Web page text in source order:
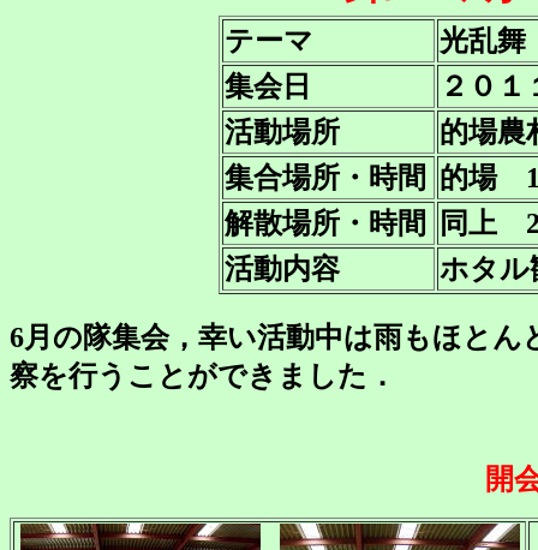
テーマ
光乱舞
集会日
２０
活動場所
的場農
集合場所・時間 的場
解散場所・時間
同上
活動内容
ホタル
6月の隊集会，幸い活動中は雨もほと
察を行うことができました．
開